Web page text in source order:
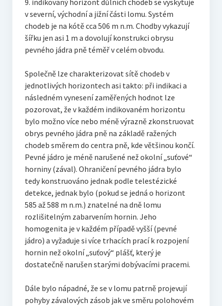
9. indikovaný horizont důlních chodeb se vyskytuje
v severní, východní a jižní části lomu. Systém
chodeb je na kótě cca 506 m n.m. Chodby vykazují
šířku jen asi 1 m a dovolují konstrukci obrysu
pevného jádra pně téměř v celém obvodu.
Společně lze charakterizovat sítě chodeb v
jednotlivých horizontech asi takto: při indikaci a
následném vynesení zaměřených hodnot lze
pozorovat, že v každém indikovaném horizontu
bylo možno více nebo méně výrazně zkonstruovat
obrys pevného jádra pně na základě ražených
chodeb směrem do centra pně, kde většinou končí.
Pevné jádro je méně narušené než okolní „suťové“
horniny (zával). Ohraničení pevného jádra bylo
tedy konstruováno jednak podle telestézické
detekce, jednak bylo (pokud se jedná o horizont
585 až 588 m n.m.) znatelné na dně lomu
rozlišitelným zabarvením hornin. Jeho
homogenita je v každém případě vyšší (pevné
jádro) a vyžaduje si více trhacích prací k rozpojení
hornin než okolní „suťový“ plášť, který je
dostatečně narušen starými dobývacími pracemi.
Dále bylo nápadné, že se v lomu patrně projevují
pohyby závalových zásob jak ve směru polohovém